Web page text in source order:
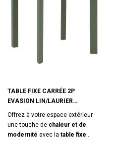
TABLE FIXE CARRÉE 2P
EVASION LIN/LAURIER
HESPÉRIDE
Offrez à votre espace extérieur
une touche de chaleur et de
modernité avec la table fixe